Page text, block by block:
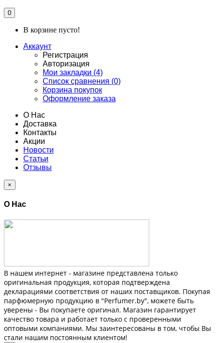
0
В корзине пусто!
Аккаунт
Регистрация
Авторизация
Мои закладки (4)
Список сравнения (0)
Корзина покупок
Оформление заказа
О Нас
Доставка
Контакты
Акции
Новости
Статьи
Отзывы
×
О Нас
В нашем интернет - магазине представлена только
оригинальная продукция, которая подтверждена
декларациями соответствия от наших поставщиков. Покупая
парфюмерную продукцию в "Perfumer.by", можете быть
уверены - Вы покупаете оригинал. Магазин гарантирует
качество товара и работает только с проверенными
оптовыми компаниями. Мы заинтересованы в том, чтобы Вы
стали нашим постоянным клиентом!